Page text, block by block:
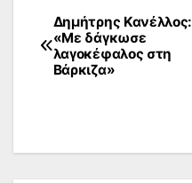
Πλοήγηση
άρθρων
Δημήτρης Κανέλλος:
«Με δάγκωσε
λαγοκέφαλος στη
Βάρκιζα»